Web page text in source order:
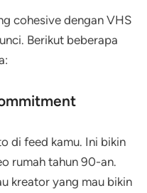
cohesive dengan VHS
Berikut beberapa
di feed kamu. Ini bikin
rumah tahun 90-an.
kreator yang mau bikin